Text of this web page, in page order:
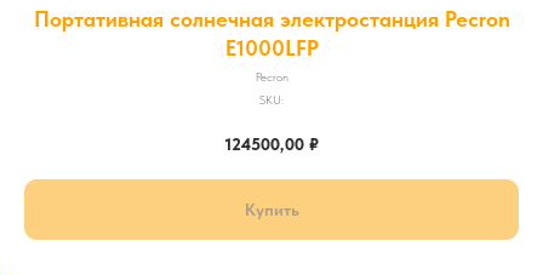
Портативная солнечная электростанция Pecron
E1000LFP
Pecron
SKU:
124500,00 ₽
Купить